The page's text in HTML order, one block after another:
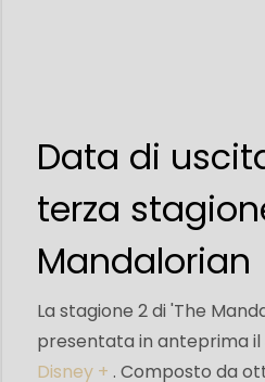
Data di
terza
Mandalorian
La stagione 2 di 'The
presentata in anteprima il
Disney + . Composto da